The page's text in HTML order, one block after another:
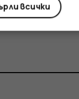
всички